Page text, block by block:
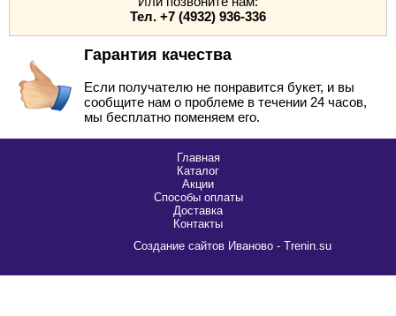
Тел. +7 (4932) 936-336
Гарантия качества
Если получателю не понравится букет, и вы
сообщите нам о проблеме в течении 24 часов,
мы бесплатно поменяем его.
Главная
Каталог
Акции
Способы оплаты
Доставка
Контакты
Cоздание сайтов Иваново - Trenin.su